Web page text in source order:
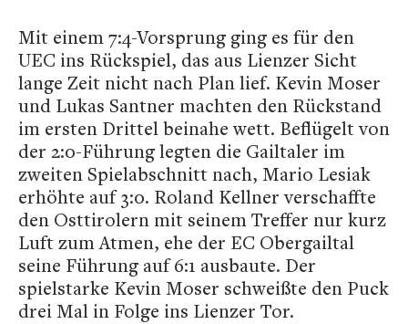
Mit einem 7:4-Vorsprung ging es für den
UEC ins Rückspiel, das aus Lienzer Sicht
lange Zeit nicht nach Plan lief. Kevin Moser
und Lukas Santner machten den Rückstand
im ersten Drittel beinahe wett. Beflügelt von
der 2:0-Führung legten die Gailtaler im
zweiten Spielabschnitt nach, Mario Lesiak
erhöhte auf 3:0. Roland Kellner verschaffte
den Osttirolern mit seinem Treffer nur kurz
Luft zum Atmen, ehe der EC Obergailtal
seine Führung auf 6:1 ausbaute. Der
spielstarke Kevin Moser schweißte den Puck
drei Mal in Folge ins Lienzer Tor.